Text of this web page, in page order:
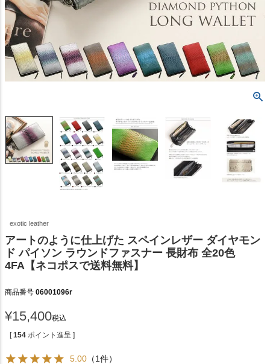
exotic leather
アートのように仕上げた スペインレザー ダイヤモン
ド パイソン ラウンドファスナー 長財布 全20色
4FA【ネコポスで送料無料】
商品番号 06001096r
¥15,400税込
[ 154 ポイント進呈 ]
5.00 （1件）